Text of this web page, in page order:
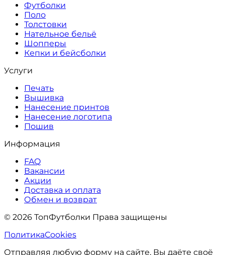
Футболки
Поло
Толстовки
Нательное бельё
Шопперы
Кепки и бейсболки
Услуги
Печать
Вышивка
Нанесение принтов
Нанесение логотипа
Пошив
Информация
FAQ
Вакансии
Акции
Доставка и оплата
Обмен и возврат
© 2026 ТопФутболки Права защищены
ПолитикаCookies
Отправляя любую форму на сайте, Вы даёте своё